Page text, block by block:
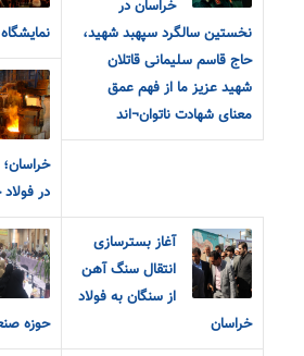
خراسان در
نخستین سالگرد سپهبد شهید،
حاج قاسم سلیمانی قاتلان
شهید عزیز ما از فهم عمق
معنای شهادت ناتوان¬اند
در
آغاز بسترسازی
انتقال سنگ آهن
از سنگان به فولاد
خراسان
حوزه